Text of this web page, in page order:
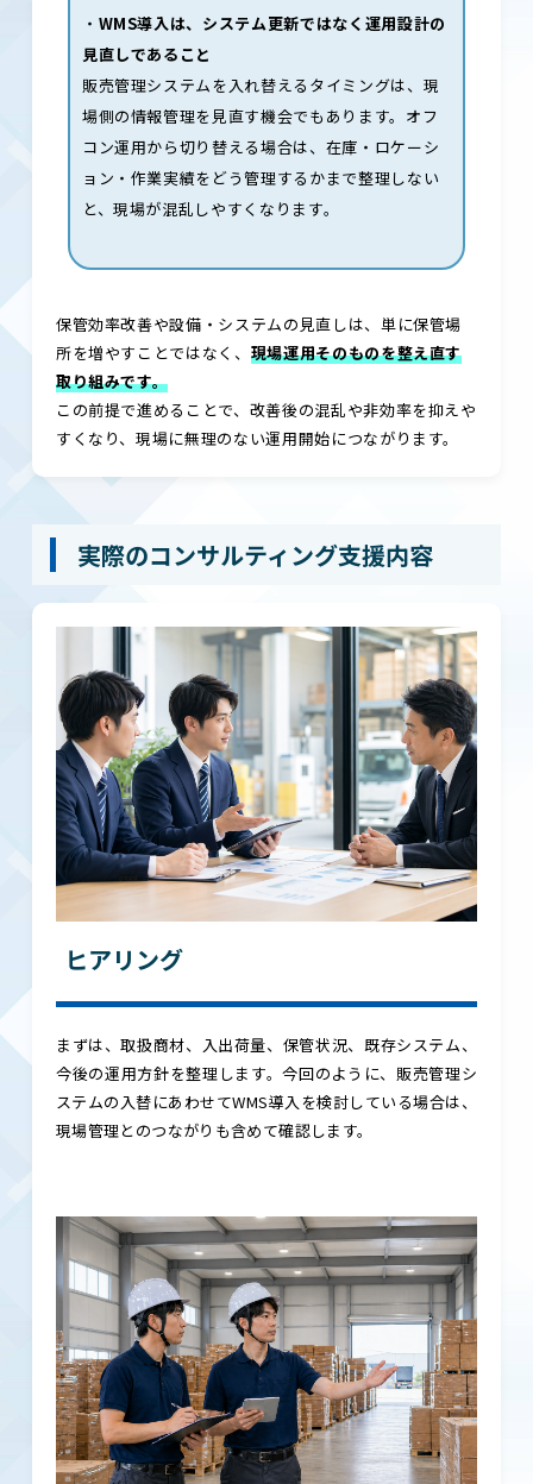
・ WMS導入は、システム更新ではなく運用設計の
見直しであること
販売管理システムを入れ替えるタイミングは、現
場側の情報管理を見直す機会でもあります。オフ
コン運用から切り替える場合は、在庫・ロケーシ
ョン・作業実績をどう管理するかまで整理しない
と、現場が混乱しやすくなります。
保管効率改善や設備・システムの見直しは、単に保管場
所を増やすことではなく、 現場運用そのものを整え直す
取り組みです。
この前提で進めることで、改善後の混乱や非効率を抑えや
すくなり、現場に無理のない運用開始につながります。
実際のコンサルティング支援内容
ヒアリング
まずは、取扱商材、入出荷量、保管状況、既存システム、
今後の運用方針を整理します。今回のように、販売管理シ
ステムの入替にあわせてWMS導入を検討している場合は、
現場管理とのつながりも含めて確認します。